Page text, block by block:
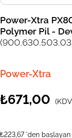
Power-Xtra
Polymer Pil -
Power-Xtra
₺671,00
₺223,67 'den